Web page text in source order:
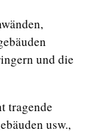
und die
tragende
usw.,